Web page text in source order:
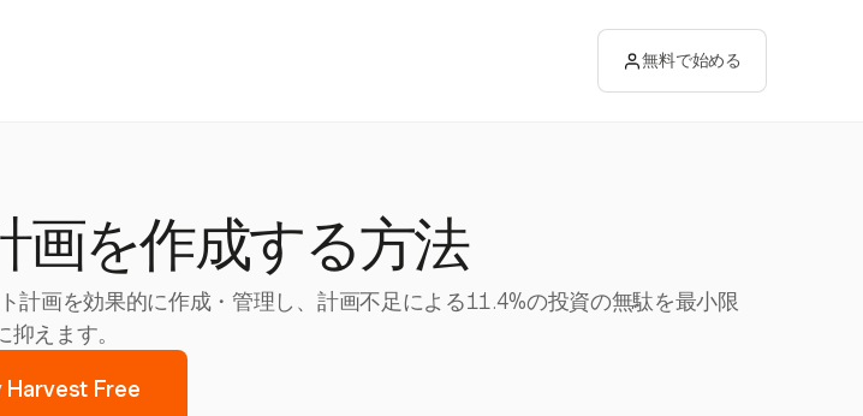
無料で始める
画を作成する方法
計画を効果的に作成・管理し、計画不足による11.4%の投資の無駄を最小限
抑えます。
Harvest Free